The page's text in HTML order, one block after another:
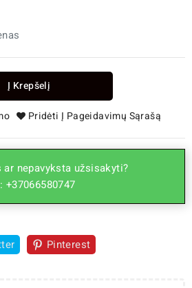
Į Krepšelį
Pridėti Į Pageidavimų Sąrašą
nepavyksta užsisakyti?
Pinterest